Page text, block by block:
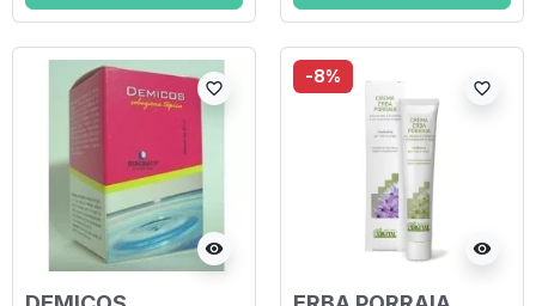
visibility
favorite_border
-8%
visibility
favorite_border